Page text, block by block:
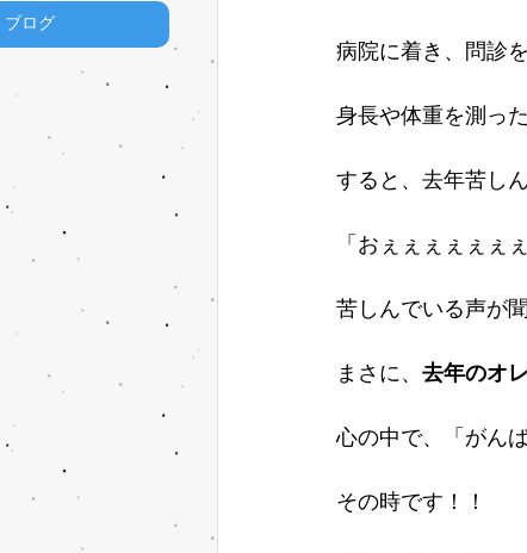
病院に着き、問診
身長や体重を測っ
すると、去年苦し
「おぇぇぇぇぇぇ
苦しんでいる声が
まさに、 去年のオ
心の中で、「がん
その時です！！
ブログ